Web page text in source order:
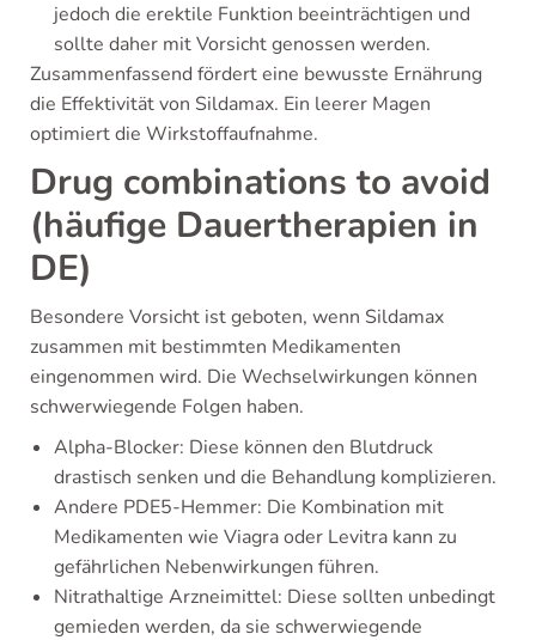
jedoch die erektile Funktion beeinträchtigen und
sollte daher mit Vorsicht genossen werden.
Zusammenfassend fördert eine bewusste Ernährung
die Effektivität von Sildamax. Ein leerer Magen
optimiert die Wirkstoffaufnahme.
Drug combinations to avoid
(häufige Dauertherapien in
DE)
Besondere Vorsicht ist geboten, wenn Sildamax
zusammen mit bestimmten Medikamenten
eingenommen wird. Die Wechselwirkungen können
schwerwiegende Folgen haben.
Alpha-Blocker: Diese können den Blutdruck
drastisch senken und die Behandlung komplizieren.
Andere PDE5-Hemmer: Die Kombination mit
Medikamenten wie Viagra oder Levitra kann zu
gefährlichen Nebenwirkungen führen.
Nitrathaltige Arzneimittel: Diese sollten unbedingt
gemieden werden, da sie schwerwiegende